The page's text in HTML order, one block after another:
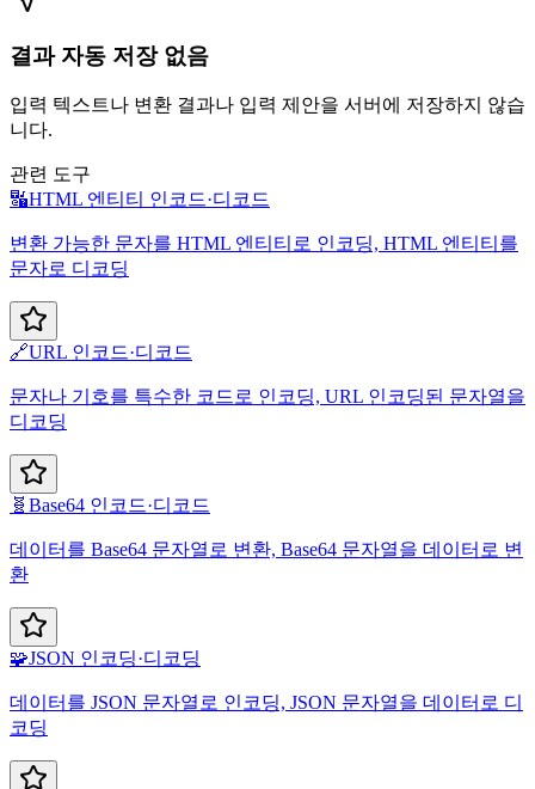
결과 자동 저장 없음
입력 텍스트나 변환 결과나 입력 제안을 서버에 저장하지 않습
니다.
관련 도구
🔣HTML 엔티티 인코드·디코드
변환 가능한 문자를 HTML 엔티티로 인코딩, HTML 엔티티를
문자로 디코딩
🔗URL 인코드·디코드
문자나 기호를 특수한 코드로 인코딩, URL 인코딩된 문자열을
디코딩
🧬 Base64 인코드·디코드
데이터를 Base64 문자열로 변환, Base64 문자열을 데이터로 변
환
🧩JSON 인코딩·디코딩
데이터를 JSON 문자열로 인코딩, JSON 문자열을 데이터로 디
코딩